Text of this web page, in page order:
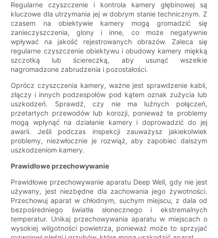
Regularne czyszczenie i kontrola kamery głębinowej są
kluczowe dla utrzymania jej w dobrym stanie technicznym. Z
czasem na obiektywie kamery mogą gromadzić się
zanieczyszczenia, glony i inne, co może negatywnie
wpływać na jakość rejestrowanych obrazów. Zaleca się
regularne czyszczenie obiektywu i obudowy kamery miękką
szczotką lub ściereczką, aby usunąć wszelkie
nagromadzone zabrudzenia i pozostałości.
Oprócz czyszczenia kamery, ważne jest sprawdzenie kabli,
złączy i innych podzespołów pod kątem oznak zużycia lub
uszkodzeń. Sprawdź, czy nie ma luźnych połączeń,
przetartych przewodów lub korozji, ponieważ te problemy
mogą wpłynąć na działanie kamery i doprowadzić do jej
awarii. Jeśli podczas inspekcji zauważysz jakiekolwiek
problemy, niezwłocznie je rozwiąż, aby zapobiec dalszym
uszkodzeniom kamery.
Prawidłowe przechowywanie
Prawidłowe przechowywanie aparatu Deep Well, gdy nie jest
używany, jest niezbędne dla zachowania jego żywotności.
Przechowuj aparat w chłodnym, suchym miejscu, z dala od
bezpośredniego światła słonecznego i ekstremalnych
temperatur. Unikaj przechowywania aparatu w miejscach o
wysokiej wilgotności powietrza, ponieważ może to sprzyjać